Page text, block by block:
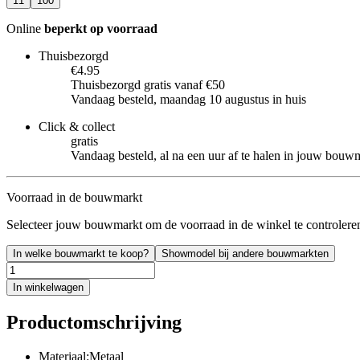
Online beperkt op voorraad
Thuisbezorgd
€4.95
Thuisbezorgd gratis vanaf €50
Vandaag besteld, maandag 10 augustus in huis
Click & collect
gratis
Vandaag besteld, al na een uur af te halen in jouw
Voorraad in de bouwmarkt
Selecteer jouw bouwmarkt om de voorraad in de winkel te
In welke bouwmarkt te koop? Showmodel bij andere bouwmarkten
In winkelwagen
Productomschrijving
Materiaal:Metaal